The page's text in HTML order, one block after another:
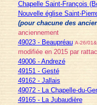
Chapelle Saint-François
Nouvelle église Saint-
(pour chacune des
anciennement
49023 - Beaupréau A-26/
modifiée en 2015 par
49006 - Andrezé
49151 - Gesté
49162 - Jallais
49072 - La Chapelle-du-
49165 - La Jubaudière